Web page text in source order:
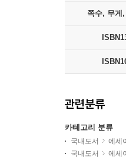
쪽수, 무게,
관련분류
카테고리 분류
국내도서 에세이
국내도서
에세이